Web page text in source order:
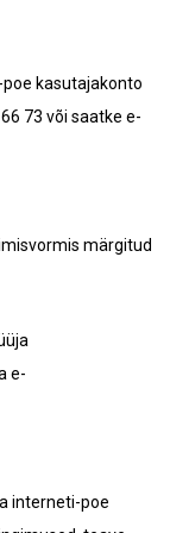
kasutajakonto
73 või saatke e-
märgitud
e-
interneti-poe